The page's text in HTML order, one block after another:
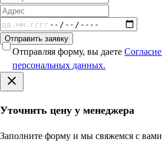
Отправить заявку
Отправляя форму, вы даете
персональных данных.
Уточнить цену у менеджера
Заполните форму и мы свяжемся с